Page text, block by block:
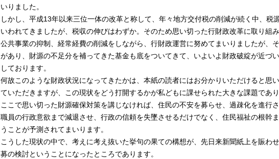
いりました。
しかし、平成13年以来三位一体の改革と称して、年々地方交付税の削減が続く中、税
いわれてきましたが、税収の伸びはわずか。そのため思い切った行財政改革に取り組み
公共事業の抑制、経常経費の削減をしながら、行財政運営に努めてまいりましたが、
があり、財源の不足分を補ってきた基金も底をついてきて、いよいよ財政破綻が近づ
しております。
何故このような財政状況になってきたかは、本紙の読者にはお分かりいただけると思
ていただきますが、この現状をどう打開するかが私どもに課せられた大きな課題であり
ここで思い切った財源確保対策を講じなければ、住民の不安を募らせ、過疎化を進行さ
職員の行政意欲まで減退させ、行政の信頼を失墜させるだけでなく、住民福祉の根幹
うことが予測されてまいります。
こうした現状の中で、考えに考え抜いた挙句の果ての構想が、先日来新聞紙上を賑わ
募の検討ということになったところであります。